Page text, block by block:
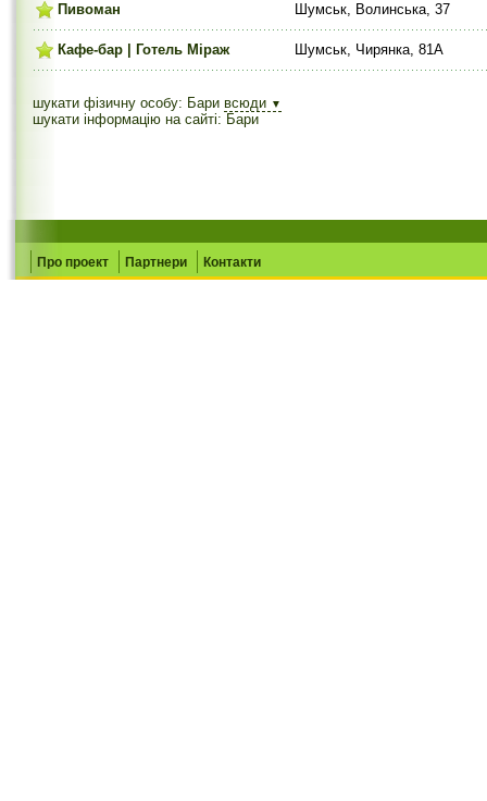
Пивоман Шумськ, Волинська, 37
Кафе-бар | Готель Міраж Шумськ, Чирянка, 81А
шукати фізичну особу: Бари всюди ▼
шукати інформацію на сайті: Бари
Про проект Партнери Контакти